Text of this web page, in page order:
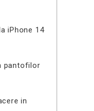
iPhone 14
pantofilor
in